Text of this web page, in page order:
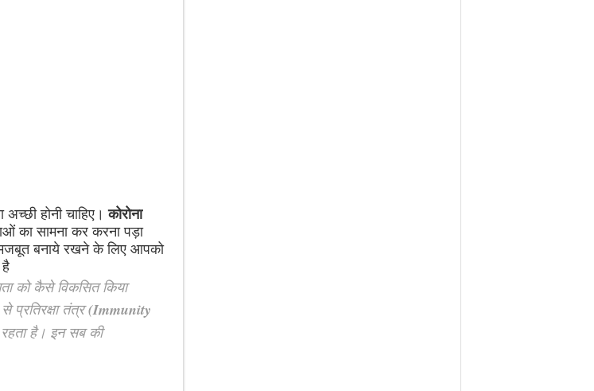
अच्छी होनी चाहिए।कोरोना
का सामना कर करना पड़ा
बनाये रखने के लिए आपको
को कैसे विकसित किया
प्रतिरक्षा तंत्र(Immunity
रहता है। इन सब की